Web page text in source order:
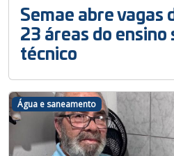
Semae abre vagas
23 áreas do ensino
técnico
Água e saneamento